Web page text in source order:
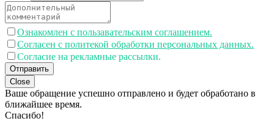
Ознакомлен с пользавательским соглашением.
Согласен с политекой обработки персональных данных.
Согласие на рекламные рассылки.
Отправить
Close
Ваше обращение успешно отправлено и будет обработано в
ближайшее время.
Спасибо!